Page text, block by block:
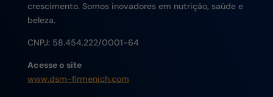
crescimento. Somos inovadores em nutrição, saúde e
beleza.
CNPJ: 58.454.222/0001-64
Acesse o site
www.dsm-firmenich.com